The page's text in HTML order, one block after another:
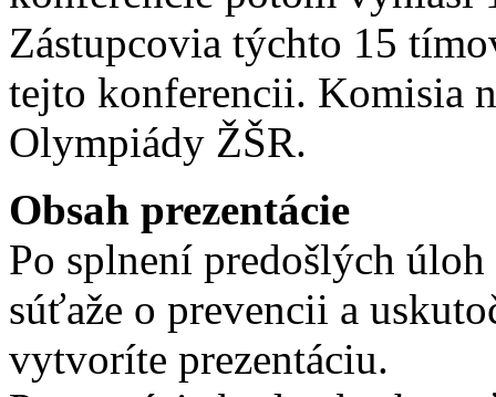
Zástupcovia týchto 15
tejto konferencii. Komisia
Olympiády ŽŠR.
Obsah prezentácie
Po splnení predošlých
súťaže o prevencii a
vytvoríte prezentáciu.